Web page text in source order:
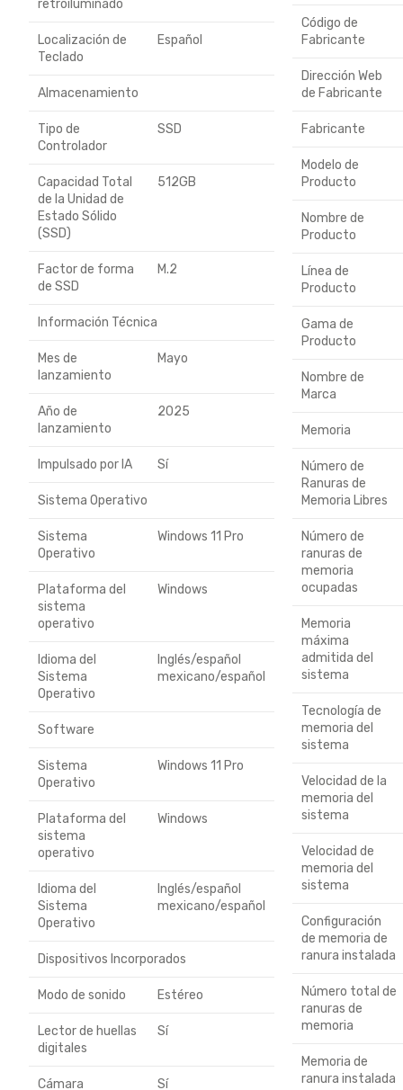
retroiluminado
Localización de
Teclado
Español
Almacenamiento
Tipo de
Controlador
SSD
Capacidad Total
de la Unidad de
Estado Sólido
(SSD)
512GB
Factor de forma
de SSD
M.2
Información Técnica
Mes de
lanzamiento
Mayo
Año de
lanzamiento
2025
Impulsado por IA Sí
Sistema Operativo
Sistema
Operativo
Windows 11 Pro
Plataforma del
sistema
operativo
Windows
Idioma del
Sistema
Operativo
Inglés/español
mexicano/español
Software
Sistema
Operativo
Windows 11 Pro
Plataforma del
sistema
operativo
Windows
Idioma del
Sistema
Operativo
Inglés/español
mexicano/español
Dispositivos Incorporados
Modo de sonido Estéreo
Lector de huellas
digitales
Sí
Cámara Sí
Código de
Fabricante
Dirección Web
de Fabricante
Fabricante
Modelo de
Producto
Nombre de
Producto
Línea de
Producto
Gama de
Producto
Nombre de
Marca
Memoria
Número de
Ranuras de
Memoria Libres
Número de
ranuras de
memoria
ocupadas
Memoria
máxima
admitida del
sistema
Tecnología de
memoria del
sistema
Velocidad de la
memoria del
sistema
Velocidad de
memoria del
sistema
Configuración
de memoria de
ranura instalada
Número total de
ranuras de
memoria
Memoria de
ranura instalada